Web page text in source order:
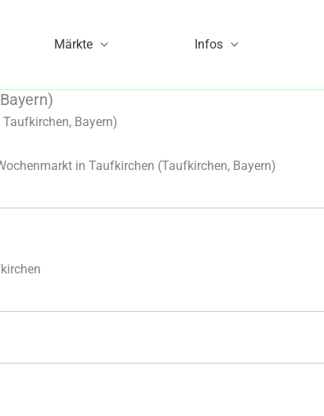
Märkte Infos
Bayern)
in Taufkirchen (Taufkirchen, Bayern)